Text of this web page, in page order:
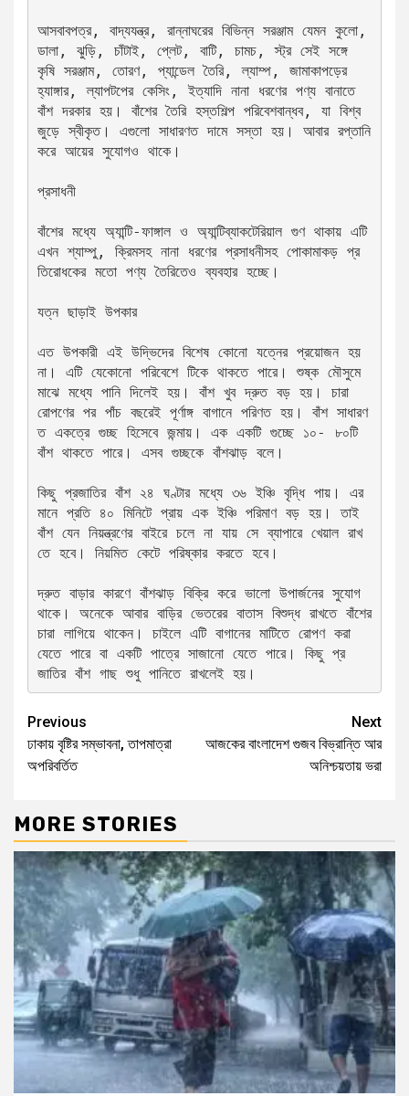
আসবাবপত্র, বাদ্যযন্ত্র, রান্নাঘরের বিভিন্ন সরঞ্জাম যেমন কুলো,
ডালা, ঝুড়ি, চাঁটাই, প্লেট, বাটি, চামচ, স্ট্র সেই সঙ্গে
কৃষি সরঞ্জাম, তোরণ, প্যান্ডেল তৈরি, ল্যাম্প, জামাকাপড়ের
হ্যাঙ্গার, ল্যাপটপের কেসিং, ইত্যাদি নানা ধরণের পণ্য বানাতে
বাঁশ দরকার হয়। বাঁশের তৈরি হস্তশিল্প পরিবেশবান্ধব, যা বিশ্ব
জুড়ে স্বীকৃত। এগুলো সাধারণত দামে সস্তা হয়। আবার রপ্তানি
করে আয়ের সুযোগও থাকে।
প্রসাধনী
বাঁশের মধ্যে অ্যান্টি-ফাঙ্গাল ও অ্যান্টিব্যাকটেরিয়াল গুণ থাকায় এটি
এখন শ্যাম্পু, ক্রিমসহ নানা ধরণের প্রসাধনীসহ পোকামাকড় প্র
তিরোধকের মতো পণ্য তৈরিতেও ব্যবহার হচ্ছে।
যত্ন ছাড়াই উপকার
এত উপকারী এই উদ্ভিদের বিশেষ কোনো যত্নের প্রয়োজন হয়
না। এটি যেকোনো পরিবেশে টিকে থাকতে পারে। শুষ্ক মৌসুমে
মাঝে মধ্যে পানি দিলেই হয়। বাঁশ খুব দ্রুত বড় হয়। চারা
রোপণের পর পাঁচ বছরেই পূর্ণাঙ্গ বাগানে পরিণত হয়। বাঁশ সাধারণ
ত একত্রে গুচ্ছ হিসেবে জন্মায়। এক একটি গুচ্ছে ১০- ৮০টি
বাঁশ থাকতে পারে। এসব গুচ্ছকে বাঁশঝাড় বলে।
কিছু প্রজাতির বাঁশ ২৪ ঘণ্টার মধ্যে ৩৬ ইঞ্চি বৃদ্ধি পায়। এর
মানে প্রতি ৪০ মিনিটে প্রায় এক ইঞ্চি পরিমাণ বড় হয়। তাই
বাঁশ যেন নিয়ন্ত্রণের বাইরে চলে না যায় সে ব্যাপারে খেয়াল রাখ
তে হবে। নিয়মিত কেটে পরিষ্কার করতে হবে।
দ্রুত বাড়ার কারণে বাঁশঝাড় বিক্রি করে ভালো উপার্জনের সুযোগ
থাকে। অনেকে আবার বাড়ির ভেতরের বাতাস বিশুদ্ধ রাখতে বাঁশের
চারা লাগিয়ে থাকেন। চাইলে এটি বাগানের মাটিতে রোপণ করা
যেতে পারে বা একটি পাত্রে সাজানো যেতে পারে। কিছু প্র
জাতির বাঁশ গাছ শুধু পানিতে রাখলেই হয়।
Previous
ঢাকায় বৃষ্টির সম্ভাবনা, তাপমাত্রা
অপরিবর্তিত
Next
আজকের বাংলাদেশ গুজব বিভ্রান্তি আর
অনিশ্চয়তায় ভরা
MORE STORIES